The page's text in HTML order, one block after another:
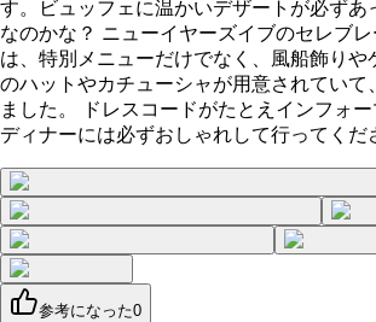
す。ビュッフェに温かいデザートが必ずあ
なのかな？ ニューイヤーズイブのセレブ
は、特別メニューだけでなく、風船飾りや
のハットやカチューシャが用意されていて
ました。 ドレスコードがたとえインフォー
ディナーには必ずおしゃれして行ってくだ
参考になった0